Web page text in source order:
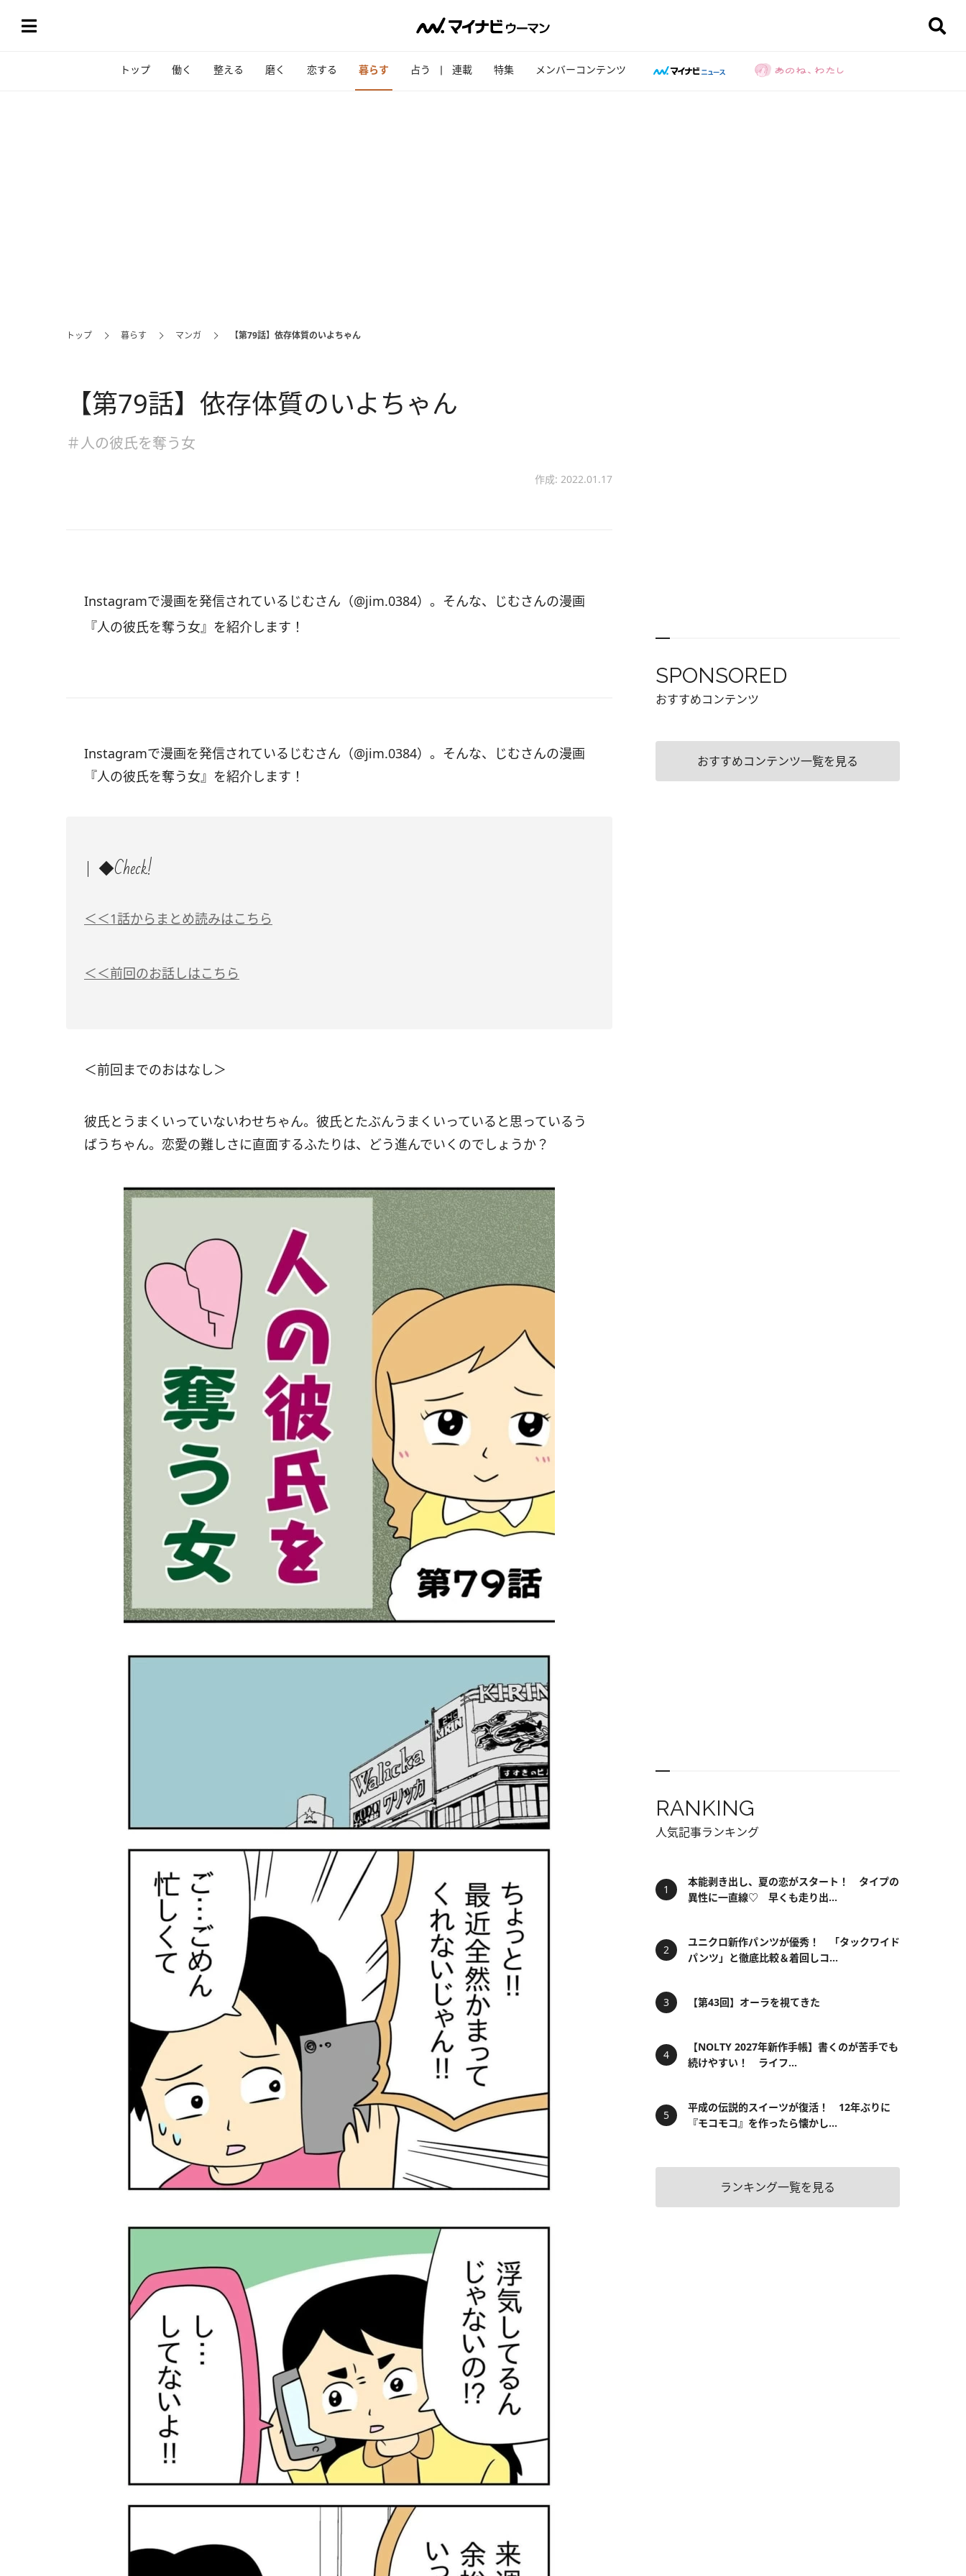
トップ 働く 整える 磨く 恋する 暮らす 占う 連載 特集 メンバーコンテンツ
トップ 暮らす マンガ 【第79話】依存体質のいよちゃん
【第79話】依存体質のいよちゃん
＃人の彼氏を奪う女
作成: 2022.01.17
Instagramで漫画を発信されているじむさん（@jim.0384）。そんな、じむさんの漫画
『人の彼氏を奪う女』を紹介します！
Instagramで漫画を発信されているじむさん（@jim.0384）。そんな、じむさんの漫画
『人の彼氏を奪う女』を紹介します！
◆Check!
＜＜1話からまとめ読みはこちら
＜＜前回のお話しはこちら
＜前回までのおはなし＞
彼氏とうまくいっていないわせちゃん。彼氏とたぶんうまくいっていると思っているう
ばうちゃん。恋愛の難しさに直面するふたりは、どう進んでいくのでしょうか？
SPONSORED
おすすめコンテンツ
おすすめコンテンツ一覧を見る
RANKING
人気記事ランキング
本能剥き出し、夏の恋がスタート！ タイプの
異性に一直線♡ 早くも走り出...
ユニクロ新作パンツが優秀！ 「タックワイド
パンツ」と徹底比較＆着回しコ...
【第43回】オーラを視てきた
【NOLTY 2027年新作手帳】書くのが苦手でも
続けやすい！ ライフ...
平成の伝説的スイーツが復活！ 12年ぶりに
『モコモコ』を作ったら懐かし...
ランキング一覧を見る